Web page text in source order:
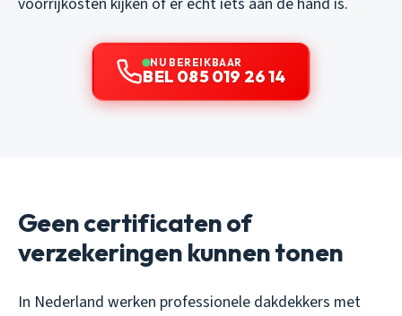
NU BEREIKBAAR
BEL 085 019 26 14
Geen certificaten of
verzekeringen kunnen tonen
In Nederland werken professionele dakdekkers met